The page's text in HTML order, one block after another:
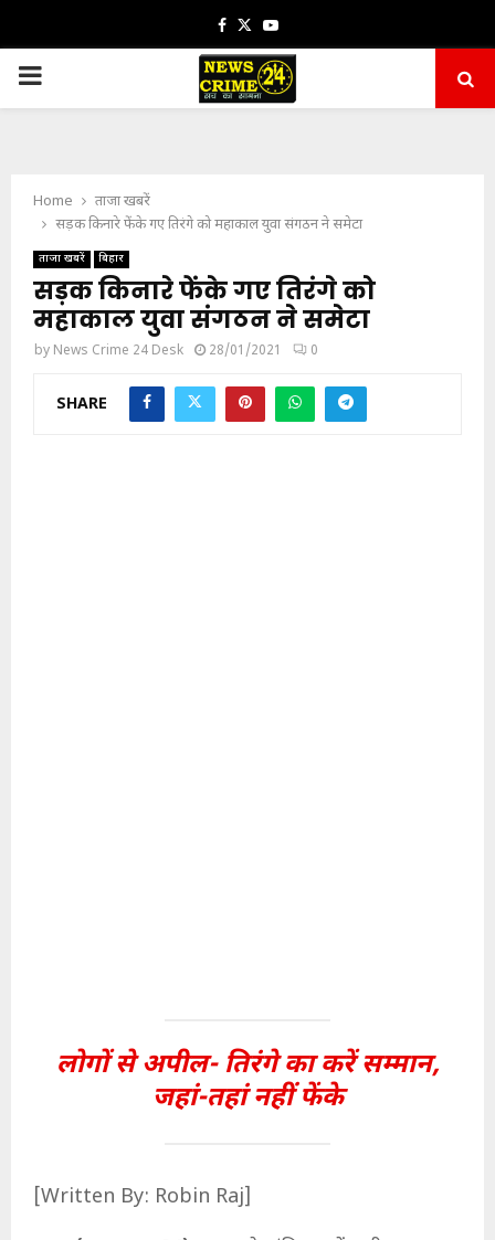
Facebook
TwitterYoutube
PRIMARY
Home
ताजा खबरें
सड़क किनारे फेंके गए तिरंगे को महाकाल युवा संगठन ने समेटा
ताजा खबरें बिहार
सड़क किनारे फेंके गए तिरंगे को
महाकाल युवा संगठन ने समेटा
by News Crime 24 Desk 28/01/2021 0
SHARE
लोगों से अपील- तिरंगे का करें सम्मान,
जहां-तहां नहीं फेंके
[Written By: Robin Raj]